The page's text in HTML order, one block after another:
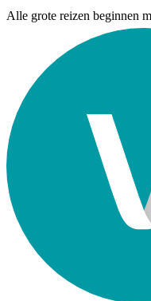
Alle grote reizen beginnen